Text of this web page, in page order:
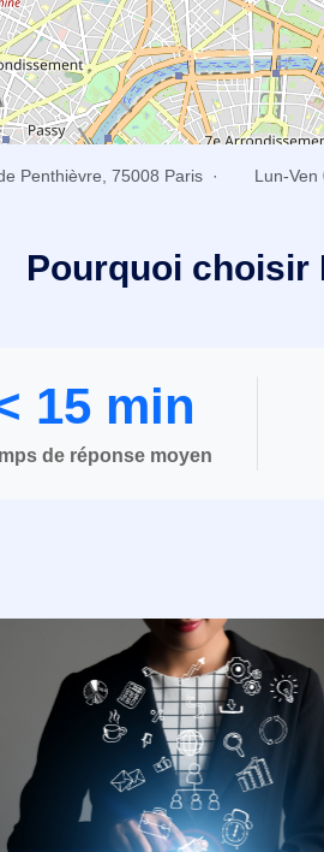
Penthièvre, 75008 Paris · Lun-Ven
Pourquoi choisir
15 min
de réponse moyen